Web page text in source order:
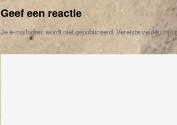
Geef een reactie
Je e-mailadres wordt niet gepubliceerd. Vereiste velden zijn